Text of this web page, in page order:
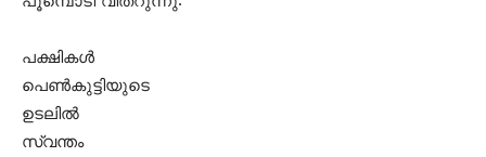
പക്ഷികള്‍
പെണ്‍കുട്ടിയുടെ
ഉടലില്‍
സ്വന്തം